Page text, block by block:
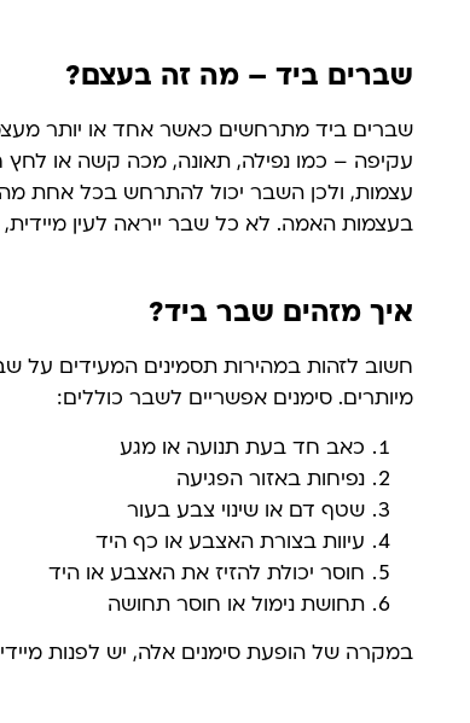
שברים ביד – מה זה בעצם?
שברים ביד מתרחשים כאשר אחד או יותר
עצמות, ולכן השבר יכול להתרחש בכל אחת
בעצמות האמה. לא כל שבר ייראה לעין מיידית,
איך מזהים שבר ביד?
חשוב לזהות במהירות תסמינים המעידים על
מיותרים. סימנים אפשריים לשבר כוללים:
כאב חד בעת תנועה או מגע
נפיחות באזור הפגיעה
שטף דם או שינוי צבע בעור
עיוות בצורת האצבע או כף היד
חוסר יכולת להזיז את האצבע או היד
תחושת נימול או חוסר תחושה
במקרה של הופעת סימנים אלה, יש לפנות